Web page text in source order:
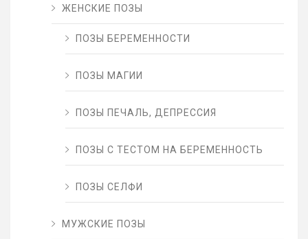
ЖЕНСКИЕ ПОЗЫ
ПОЗЫ БЕРЕМЕННОСТИ
ПОЗЫ МАГИИ
ПОЗЫ ПЕЧАЛЬ, ДЕПРЕССИЯ
ПОЗЫ С ТЕСТОМ НА БЕРЕМЕННОСТЬ
ПОЗЫ СЕЛФИ
МУЖСКИЕ ПОЗЫ